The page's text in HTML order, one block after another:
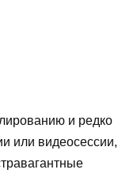
и редко
или видеосессии,